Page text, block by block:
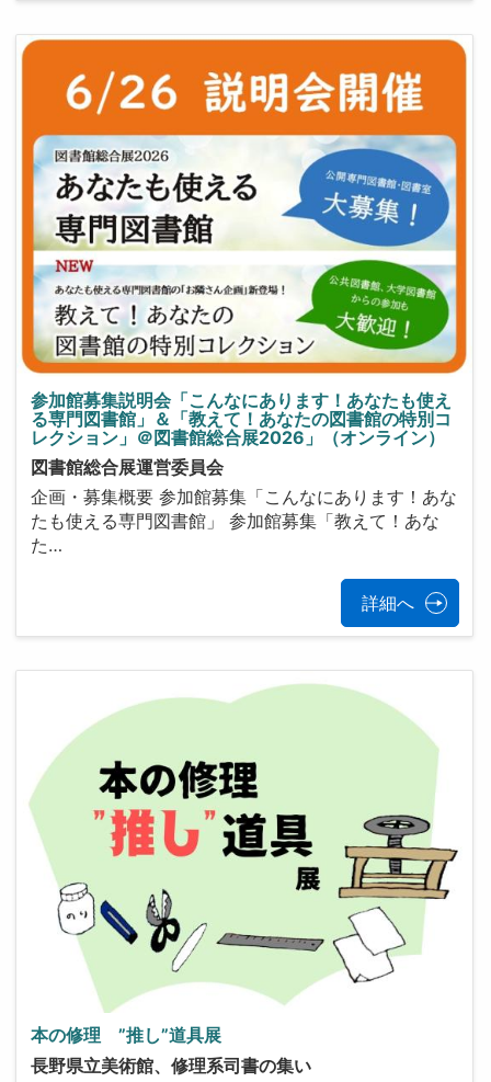
参加館募集説明会「こんなにあります！あなたも使え
る専門図書館」＆「教えて！あなたの図書館の特別コ
レクション」＠図書館総合展2026」（オンライン）
図書館総合展運営委員会
企画・募集概要 参加館募集「こんなにあります！あな
たも使える専門図書館」 参加館募集「教えて！あな
た…
詳細へ
本の修理 ”推し”道具展
長野県立美術館、修理系司書の集い